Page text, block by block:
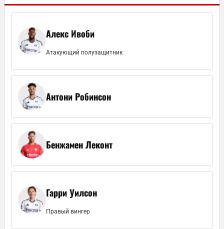
Алекс Ивоби
Атакующий полузащитник
Антони Робинсон
Бенжамен Леконт
Гарри Уилсон
Правый вингер